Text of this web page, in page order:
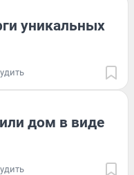
уникальных
дом в виде